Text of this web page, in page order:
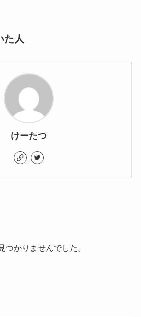
た人
けーたつ
つかりませんでした。